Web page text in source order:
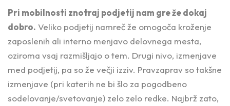
Pri mobilnosti znotraj podjetij nam gre že dokaj
dobro. Veliko podjetij namreč že omogoča kroženje
zaposlenih ali interno menjavo delovnega mesta,
oziroma vsaj razmišljajo o tem. Drugi nivo, izmenjave
med podjetij, pa so že večji izziv. Pravzaprav so takšne
izmenjave (pri katerih ne bi šlo za pogodbeno
sodelovanje/svetovanje) zelo zelo redke. Najbrž zato,